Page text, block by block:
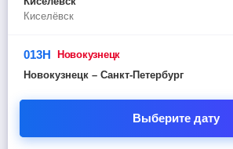
Киселёвск
013Н
новокузнецк
Новокузнецк – Санкт-Петербург
Выберите дату